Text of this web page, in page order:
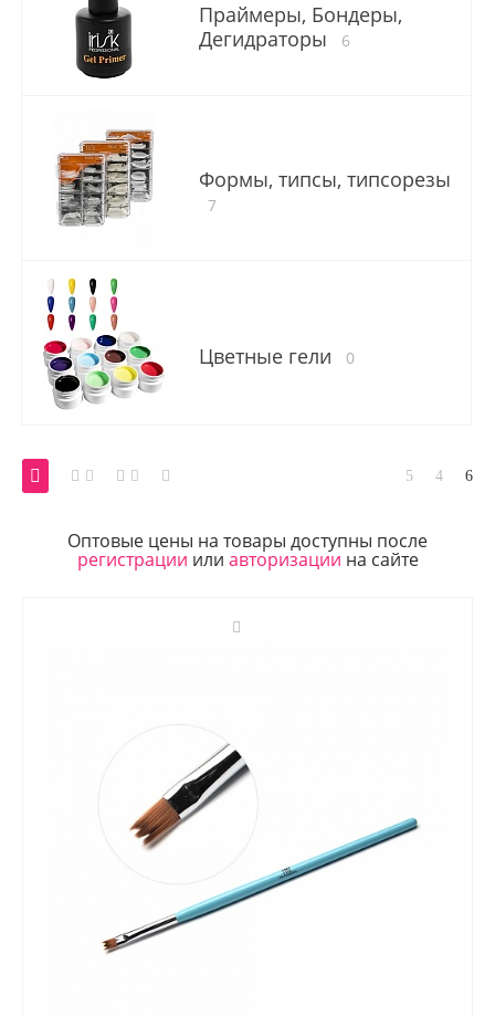
Праймеры, Бондеры,
Дегидраторы
6
Формы, типсы, типсорезы
7
Цветные гели 0
Оптовые цены на товары доступны после
регистрации или авторизации на сайте